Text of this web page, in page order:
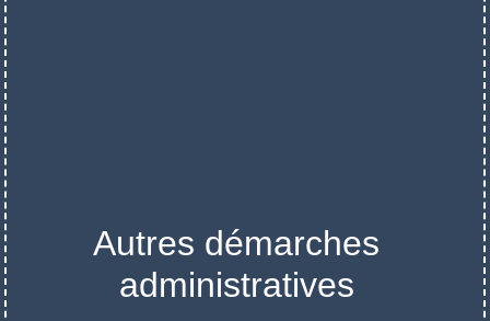
Autres démarches
administratives